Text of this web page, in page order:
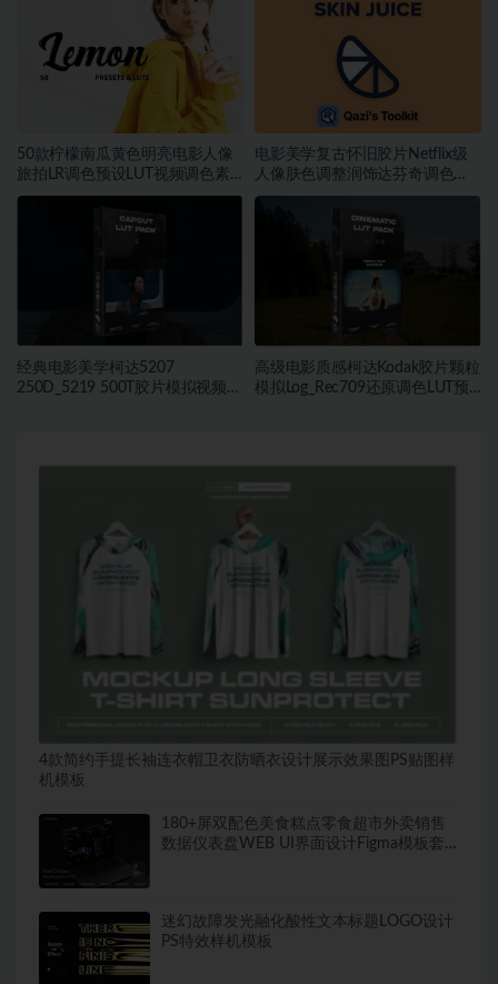
50款柠檬南瓜黄色明亮电影人像
旅拍LR调色预设LUT视频调色素
材
电影美学复古怀旧胶片Netflix级
人像肤色调整润饰达芬奇调色
DCTL插件
经典电影美学柯达5207
250D_5219 500T胶片模拟视频色
高级电影质感柯达Kodak胶片颗粒
模拟Log_Rec709还原调色LUT预
4款简约手提长袖连衣帽卫衣防晒衣设计展示效果图PS贴图样
机模板
180+屏双配色美食糕点零食超市外卖销售
数据仪表盘WEB UI界面设计Figma模板套
迷幻故障发光融化酸性文本标题LOGO设计
PS特效样机模板